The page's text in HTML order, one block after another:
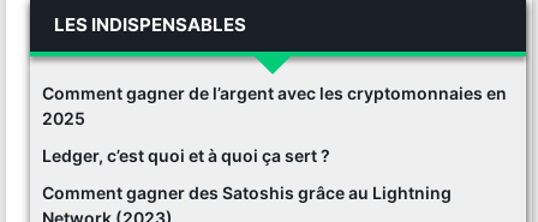
LES INDISPENSABLES
Comment gagner de l’argent avec les cryptomonnaies en
2025
Ledger, c’est quoi et à quoi ça sert ?
Comment gagner des Satoshis grâce au Lightning
Network (2023)